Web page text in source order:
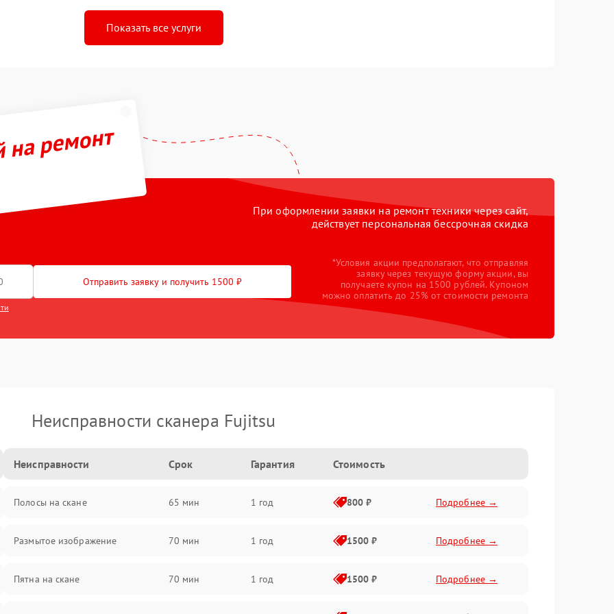
Показать все услуги
ремонт
При оформлении заявки на ремонт техники через сайт,
действует персональная бессрочная скидка
Отправить заявку и получить 1500 ₽
*Условия акции предполагают, что отправляя
заявку через текущую форму акции, вы
получаете купон на 1500 рублей. Купоном
можно оплатить до 25% от стоимости ремонта
Неисправности сканера Fujitsu
Неисправности Срок Гарантия Стоимость
Полосы на скане 65 мин 1 год 800 ₽ Подробнее →
Размытое изображение 70 мин 1 год 1500 ₽ Подробнее →
Пятна на скане 70 мин 1 год 1500 ₽ Подробнее →